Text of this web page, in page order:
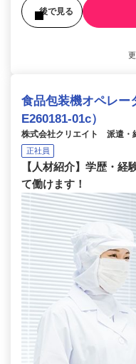
後で見る
食品包装機オペレー
E260181-01c）
株式会社クリエイト 派遣・
正社員
【人材紹介】学歴・経
て働けます！